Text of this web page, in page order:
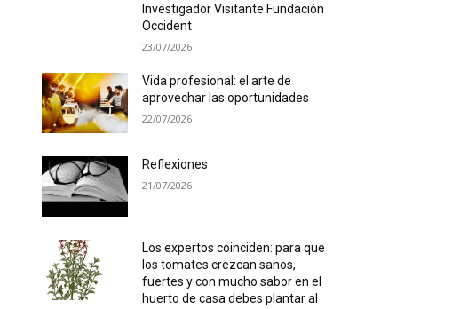
Investigador Visitante Fundación
Occident
23/07/2026
Vida profesional: el arte de
aprovechar las oportunidades
22/07/2026
Reflexiones
21/07/2026
Los expertos coinciden: para que
los tomates crezcan sanos,
fuertes y con mucho sabor en el
huerto de casa debes plantar al